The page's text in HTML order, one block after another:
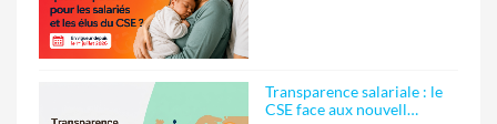
Transparence salariale : le
CSE face aux nouvell…